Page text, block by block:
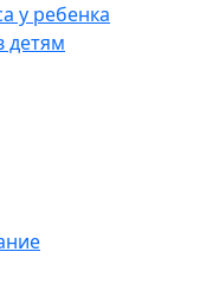
у ребенка
детям